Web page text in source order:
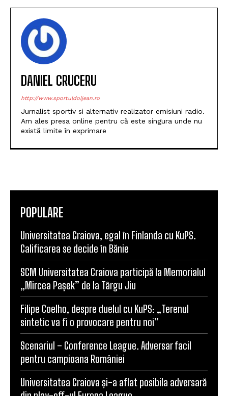
DANIEL CRUCERU
http://www.sportuldoljean.ro
Jurnalist sportiv si alternativ realizator emisiuni radio.
există limite în exprimare
POPULARE
Universitatea Craiova, egal în Finlanda cu KuPS.
Calificarea se decide în Bănie
SCM Universitatea Craiova participă la Memorialul
„Mircea Pașek” de la Târgu Jiu
Filipe Coelho, despre duelul cu KuPS: „Terenul
sintetic va fi o provocare pentru noi”
Scenariul – Conference League. Adversar facil
pentru campioana României